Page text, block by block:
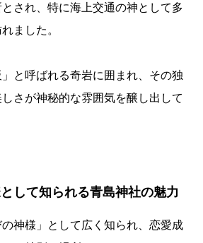
され、特に海上交通の神として多
ました。
と呼ばれる奇岩に囲まれ、その独
さが神秘的な雰囲気を醸し出して
して知られる青島神社の魅力
神様」として広く知られ、恋愛成